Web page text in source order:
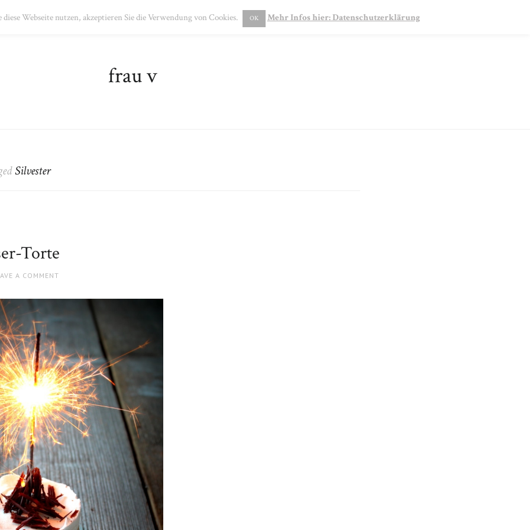
DATENSCHUTZ
frau v
Silvester
Torte
A COMMENT
Webseite nutzen, akzeptieren Sie die Verwendung von Cookies. OK Mehr Infos hier: Datenschutzerklärung